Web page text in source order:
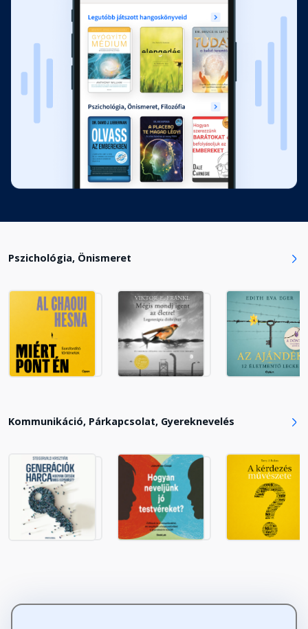
Tizenharmadik fejezet
Fejezet hossza: 00:19:41
Tizennegyedik fejezet
Fejezet hossza: 00:17:00
Szeretetnyelvteszt
Fejezet hossza: 00:08:32
Pszichológia, Önismeret
Kommunikáció, Párkapcsolat, Gyereknevelés